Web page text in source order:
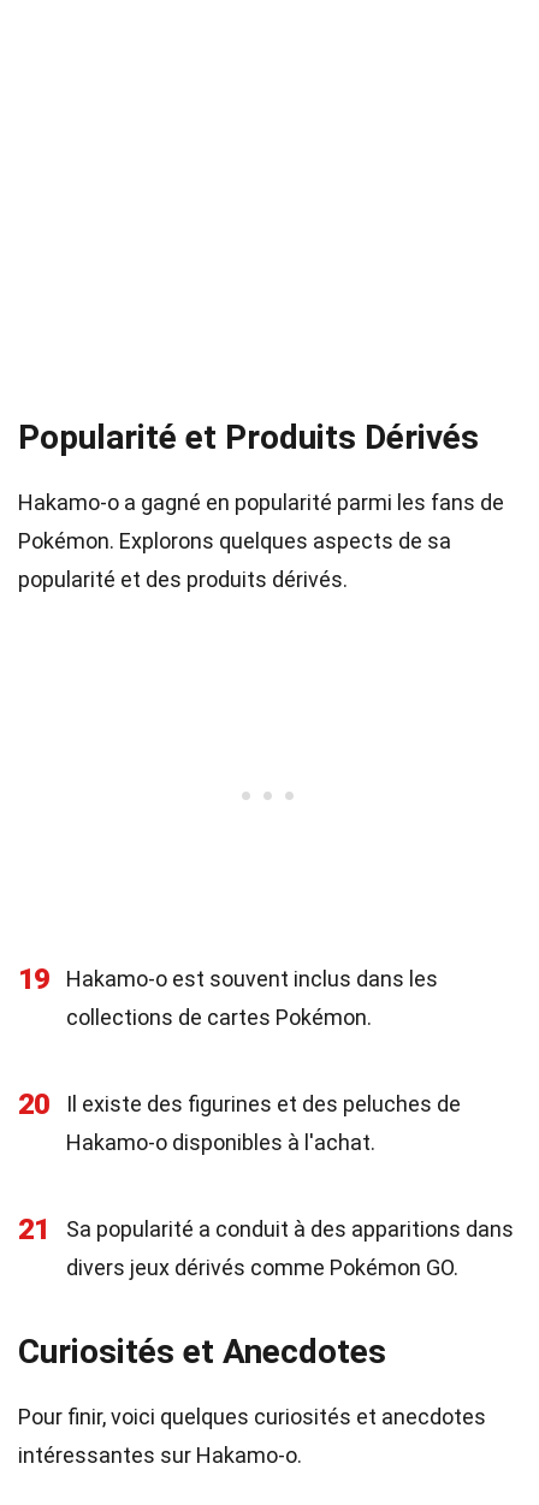
Popularité et Produits Dérivés
Hakamo-o a gagné en popularité parmi les fans de
Pokémon. Explorons quelques aspects de sa
popularité et des produits dérivés.
19
Hakamo-o est souvent inclus dans les
collections de cartes Pokémon.
20
Il existe des figurines et des peluches de
Hakamo-o disponibles à l'achat.
21
Sa popularité a conduit à des apparitions dans
divers jeux dérivés comme Pokémon GO.
Curiosités et Anecdotes
Pour finir, voici quelques curiosités et anecdotes
intéressantes sur Hakamo-o.